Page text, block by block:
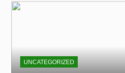
SMA Negeri 11 Purworejo:
UNCATEGORIZED